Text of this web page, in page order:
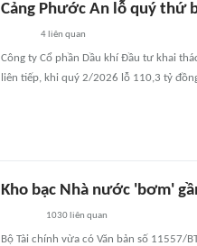
Cảng Phước An lỗ quý thứ
4liên quan
Công ty Cổ phần Dầu khí Đầu tư khai
liên tiếp, khi quý 2/2026 lỗ 110,3 tỷ
Kho bạc Nhà nước 'bơm'
1030 liên quan
Bộ Tài chính vừa có Văn bản số 11557/